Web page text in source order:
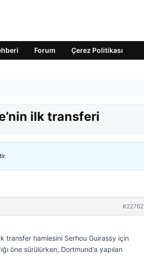
Forum Çerez Politikası
ilk transferi
#22762
transfer hamlesini Serhou Guirassy için
öne sürülürken, Dortmund’a yapılan